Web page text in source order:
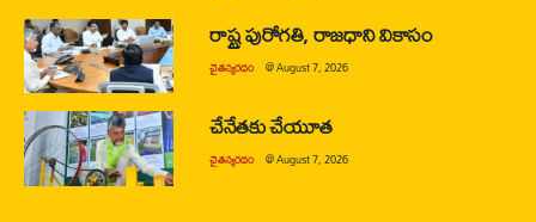
రాష్ట్ర పురోగతి, రాజధాని వికాసం
చైతన్యరధం @August 7, 2026
చేనేతకు చేయూత
చైతన్యరధం @August 7, 2026